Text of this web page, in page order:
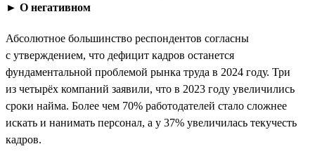
► О негативном
Абсолютное большинство респондентов согласны
с утверждением, что дефицит кадров останется
фундаментальной проблемой рынка труда в 2024 году. Три
из четырёх компаний заявили, что в 2023 году увеличились
сроки найма. Более чем 70% работодателей стало сложнее
искать и нанимать персонал, а у 37% увеличилась текучесть
кадров.